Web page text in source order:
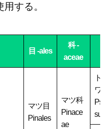
する。
目 -ales
科 -
aceae
マツ目
Pinales
マツ科
Pinace
ae
ト
ワ
suga